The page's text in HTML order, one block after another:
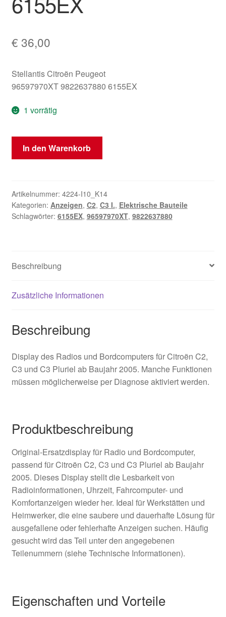
€ 36,00
Stellantis Citroën Peugeot
96597970XT 9822637880 6155EX
1 vorrätig
Display
Bordcomputer
Citroën
C2
Menge
In den Warenkorb
Artikelnummer: 4224-I10_K14
Kategorien: Anzeigen, C2, C3 I., Elektrische Bauteile
Schlagwörter: 6155EX, 96597970XT, 9822637880
Beschreibung
Zusätzliche Informationen
Beschreibung
Display des Radios und Bordcomputers für Citroën C2,
C3 und C3 Pluriel ab Baujahr 2005. Manche Funktionen
müssen möglicherweise per Diagnose aktiviert werden.
Produktbeschreibung
Original-Ersatzdisplay für Radio und Bordcomputer,
passend für Citroën C2, C3 und C3 Pluriel ab Baujahr
2005. Dieses Display stellt die Lesbarkeit von
Radioinformationen, Uhrzeit, Fahrcomputer- und
Komfortanzeigen wieder her. Ideal für Werkstätten und
Heimwerker, die eine saubere und dauerhafte Lösung für
ausgefallene oder fehlerhafte Anzeigen suchen. Häufig
gesucht wird das Teil unter den angegebenen
Teilenummern (siehe Technische Informationen).
Eigenschaften und Vorteile